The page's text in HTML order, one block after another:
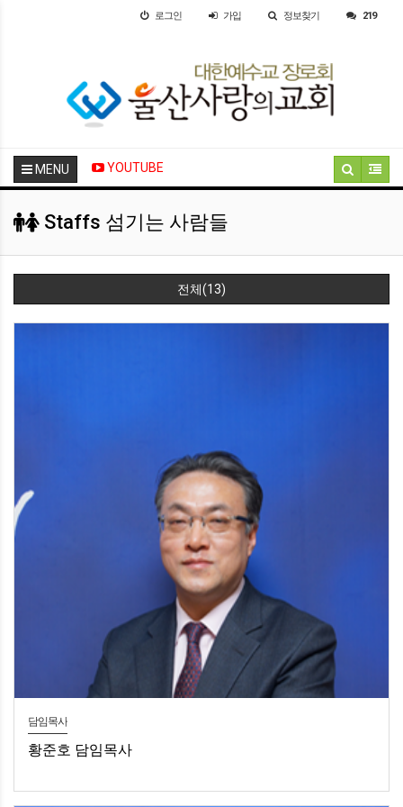
로그인 가입 정보찾기 219
MENU YOUTUBE
Staffs 섬기는 사람들
전체(13)
담임목사
황준호 담임목사